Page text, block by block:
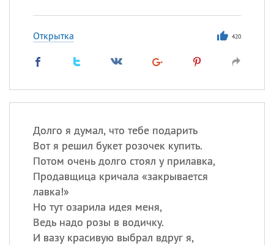
Открытка 420
Долго я думал, что тебе подарить
Вот я решил букет розочек купить.
Потом очень долго стоял у прилавка,
Продавщица кричала «закрывается
лавка!»
Но тут озарила идея меня,
Ведь надо розы в водичку.
И вазу красивую выбрал вдруг я,
происхождение